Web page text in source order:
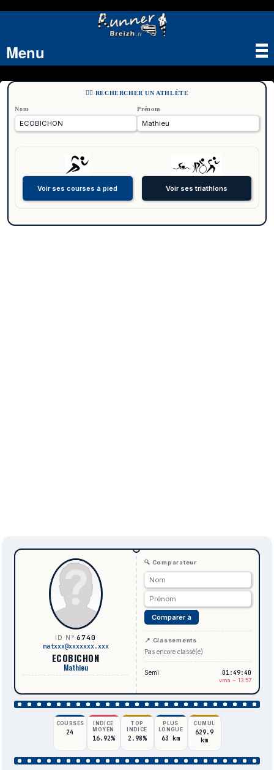
Menu
🏃‍♂️ RECHERCHER UN ATHLÈTE
Nom Prénom
ID N°6740
matxxx@xxxxxxx.xxx
ECOBICHON
Mathieu
🔍 Comparateur
Comparer à
📍 Classements
Pas encore classé(e)
Semi 01:49:40
vma ~ 13.57
COURSES
24
INDICE
MOYEN
16.92%
TOP
INDICE
2.98%
PLUS
LONGUE
63 km
CUMUL
629.9
km